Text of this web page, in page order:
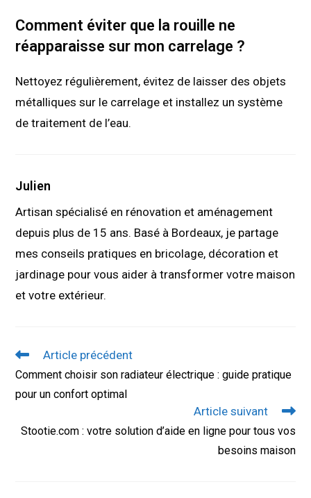
Comment éviter que la rouille ne
réapparaisse sur mon carrelage ?
Nettoyez régulièrement, évitez de laisser des objets
métalliques sur le carrelage et installez un système
de traitement de l’eau.
Julien
Artisan spécialisé en rénovation et aménagement
depuis plus de 15 ans. Basé à Bordeaux, je partage
mes conseils pratiques en bricolage, décoration et
jardinage pour vous aider à transformer votre maison
et votre extérieur.
Read
articles
Article précédent
Comment choisir son radiateur électrique : guide pratique
pour un confort optimal
Article suivant
Stootie.com : votre solution d’aide en ligne pour tous vos
besoins maison